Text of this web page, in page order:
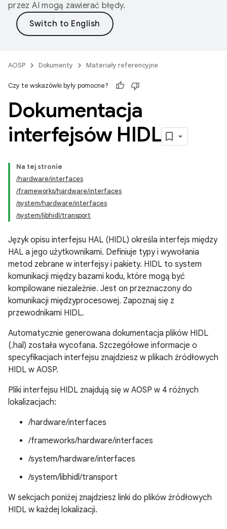
przez AI mogą zawierać błędy.
AOSP Dokumenty Materiały referencyjne
Czy te wskazówki były pomocne?
Dokumentacja
interfejsów HIDL
Na tej stronie
/hardware/interfaces
/frameworks/hardware/interfaces
/system/hardware/interfaces
/system/libhidl/transport
Język opisu interfejsu HAL (HIDL) określa interfejs między
HAL a jego użytkownikami. Definiuje typy i wywołania
metod zebrane w interfejsy i pakiety. HIDL to system
komunikacji między bazami kodu, które mogą być
kompilowane niezależnie. Jest on przeznaczony do
komunikacji międzyprocesowej. Zapoznaj się z
przewodnikami HIDL.
Automatycznie generowana dokumentacja plików HIDL
(.hal) została wycofana. Szczegółowe informacje o
specyfikacjach interfejsu znajdziesz w plikach źródłowych
HIDL w AOSP.
Pliki interfejsu HIDL znajdują się w AOSP w 4 różnych
lokalizacjach:
/hardware/interfaces
/frameworks/hardware/interfaces
/system/hardware/interfaces
/system/libhidl/transport
W sekcjach poniżej znajdziesz linki do plików źródłowych
HIDL w każdej lokalizacji.